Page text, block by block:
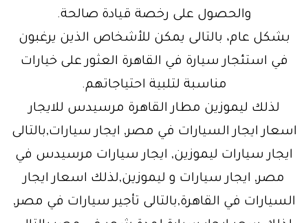
والحصول على رخصة قيادة صالحة.
بشكل عام، بالتالى يمكن للأشخاص الذين يرغبون
في استئجار سيارة في القاهرة العثور على خيارات
مناسبة لتلبية احتياجاتهم.
لذلك ليموزين مطار القاهرة مرسيدس للايجار
اسعار ايجار السيارات في مصر, ايجار سيارات,بالتالى
ايجار سيارات ليموزين, ايجار سيارات مرسيدس في
مصر, ايجار سيارات و ليموزين,لذلك اسعار ايجار
السيارات في القاهرة,بالتالى تأجير سيارات في مصر,